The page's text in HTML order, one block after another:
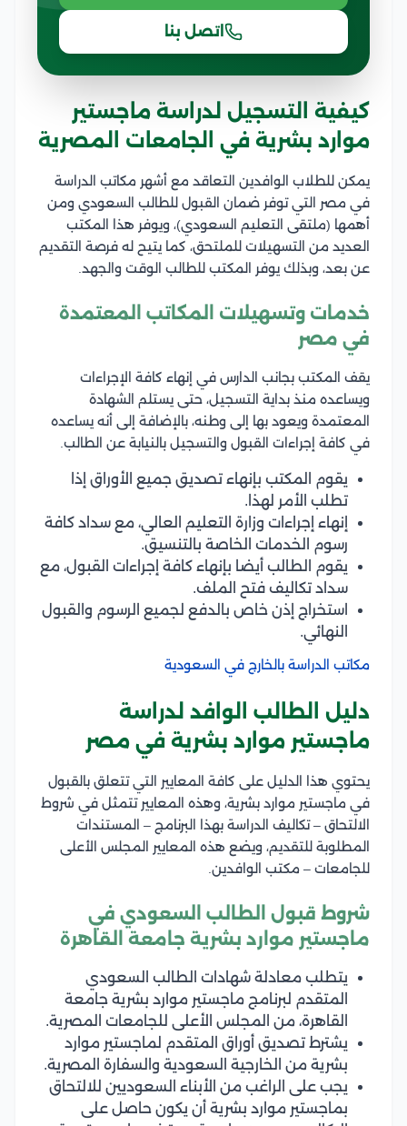
اتصل بنا
كيفية التسجيل لدراسة ماجستير
موارد بشرية في الجامعات المصرية
يمكن للطلاب الوافدين التعاقد مع أشهر مكاتب الدراسة
في مصر التي توفر ضمان القبول للطالب السعودي ومن
أهمها (ملتقى التعليم السعودي)، ويوفر هذا المكتب
العديد من التسهيلات للملتحق، كما يتيح له فرصة التقديم
عن بعد، وبذلك يوفر المكتب للطالب الوقت والجهد.
خدمات وتسهيلات المكاتب المعتمدة
في مصر
يقف المكتب بجانب الدارس في إنهاء كافة الإجراءات
ويساعده منذ بداية التسجيل، حتى يستلم الشهادة
المعتمدة ويعود بها إلى وطنه، بالإضافة إلى أنه يساعده
في كافة إجراءات القبول والتسجيل بالنيابة عن الطالب.
يقوم المكتب بإنهاء تصديق جميع الأوراق إذا
تطلب الأمر لهذا.
إنهاء إجراءات وزارة التعليم العالي، مع سداد كافة
رسوم الخدمات الخاصة بالتنسيق.
يقوم الطالب أيضا بإنهاء كافة إجراءات القبول، مع
سداد تكاليف فتح الملف.
استخراج إذن خاص بالدفع لجميع الرسوم والقبول
النهائي.
مكاتب الدراسة بالخارج في السعودية
دليل الطالب الوافد لدراسة
ماجستير موارد بشرية في مصر
يحتوي هذا الدليل على كافة المعايير التي تتعلق بالقبول
في ماجستير موارد بشرية، وهذه المعايير تتمثل في شروط
الالتحاق – تكاليف الدراسة بهذا البرنامج – المستندات
المطلوبة للتقديم، ويضع هذه المعايير المجلس الأعلى
للجامعات – مكتب الوافدين.
شروط قبول الطالب السعودي في
ماجستير موارد بشرية جامعة القاهرة
يتطلب معادلة شهادات الطالب السعودي
المتقدم لبرنامج ماجستير موارد بشرية جامعة
القاهرة، من المجلس الأعلى للجامعات المصرية.
يشترط تصديق أوراق المتقدم لماجستير موارد
بشرية من الخارجية السعودية والسفارة المصرية.
يجب على الراغب من الأبناء السعوديين للالتحاق
بماجستير موارد بشرية أن يكون حاصل على